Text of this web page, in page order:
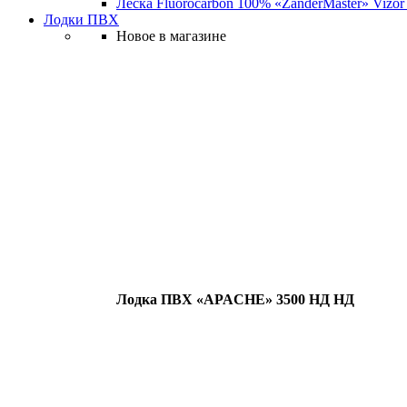
Леска Fluorocarbon 100% «ZanderMaster» Vizor
Лодки ПВХ
Новое в магазине
Лодка ПВХ «APACHE» 3500 НД НД